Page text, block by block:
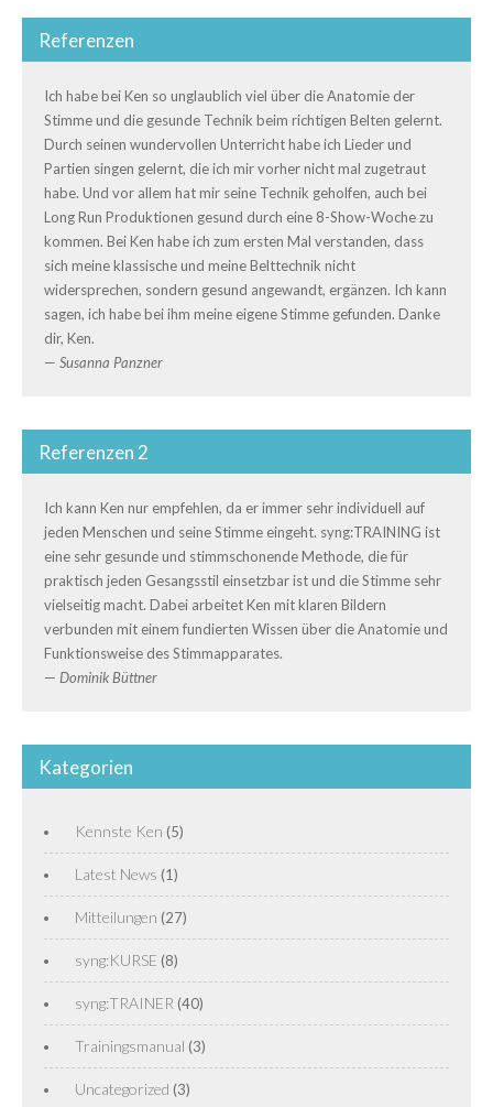
Referenzen
Ich habe bei Ken so unglaublich viel über die Anatomie der
Stimme und die gesunde Technik beim richtigen Belten gelernt.
Durch seinen wundervollen Unterricht habe ich Lieder und
Partien singen gelernt, die ich mir vorher nicht mal zugetraut
habe. Und vor allem hat mir seine Technik geholfen, auch bei
Long Run Produktionen gesund durch eine 8-Show-Woche zu
kommen. Bei Ken habe ich zum ersten Mal verstanden, dass
sich meine klassische und meine Belttechnik nicht
widersprechen, sondern gesund angewandt, ergänzen. Ich kann
sagen, ich habe bei ihm meine eigene Stimme gefunden. Danke
dir, Ken.
— Susanna Panzner
Referenzen 2
Ich kann Ken nur empfehlen, da er immer sehr individuell auf
jeden Menschen und seine Stimme eingeht. syng:TRAINING ist
eine sehr gesunde und stimmschonende Methode, die für
praktisch jeden Gesangsstil einsetzbar ist und die Stimme sehr
vielseitig macht. Dabei arbeitet Ken mit klaren Bildern
verbunden mit einem fundierten Wissen über die Anatomie und
Funktionsweise des Stimmapparates.
— Dominik Büttner
Kategorien
Kennste Ken (5)
Latest News (1)
Mitteilungen (27)
syng:KURSE (8)
syng:TRAINER (40)
Trainingsmanual (3)
Uncategorized (3)